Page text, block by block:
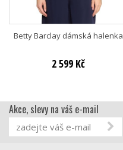
Betty Barclay dámská halenka
2 599 Kč
Akce, slevy na váš e-mail